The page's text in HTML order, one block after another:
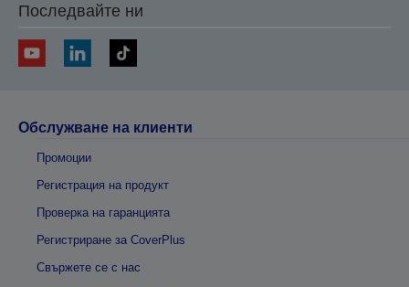
Последвайте ни
Обслужване на клиенти
Промоции
Регистрация на продукт
Проверка на гаранцията
Регистриране за CoverPlus
Свържете се с нас